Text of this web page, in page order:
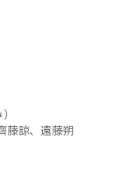
藤諒、遠藤朔